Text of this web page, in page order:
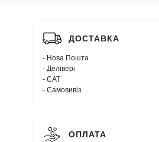
ДОСТАВКА
- Нова Пошта
- Делівері
- САТ
- Самовивіз
ОПЛАТА